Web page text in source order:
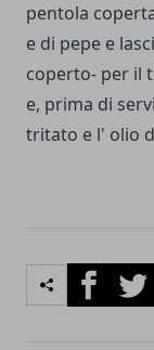
pentola
e di pepe e
coperto- per il
e, prima di
tritato e l' olio
Facebook